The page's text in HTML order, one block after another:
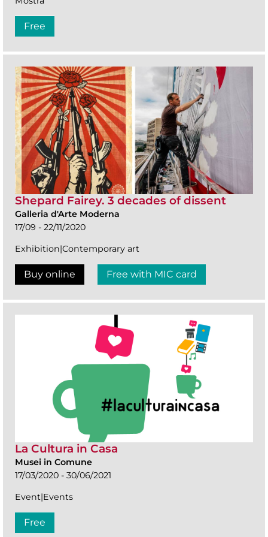
Free
Shepard Fairey. 3 decades of dissent
Galleria d'Arte Moderna
17/09 - 22/11/2020
Exhibition|Contemporary art
Buy online Free with MIC card
La Cultura in Casa
Musei in Comune
17/03/2020 - 30/06/2021
Event|Events
Free